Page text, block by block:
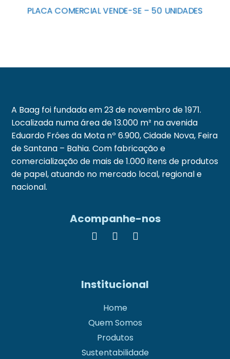
PLACA COMERCIAL VENDE-SE – 50 UNIDADES
A Baag foi fundada em 23 de novembro de 1971.
Localizada numa área de 13.000 m² na avenida
Eduardo Fróes da Mota nº 6.900, Cidade Nova, Feira
de Santana – Bahia. Com fabricação e
comercialização de mais de 1.000 itens de produtos
de papel, atuando no mercado local, regional e
nacional.
Acompanhe-nos
Institucional
Home
Quem Somos
Produtos
Sustentabilidade